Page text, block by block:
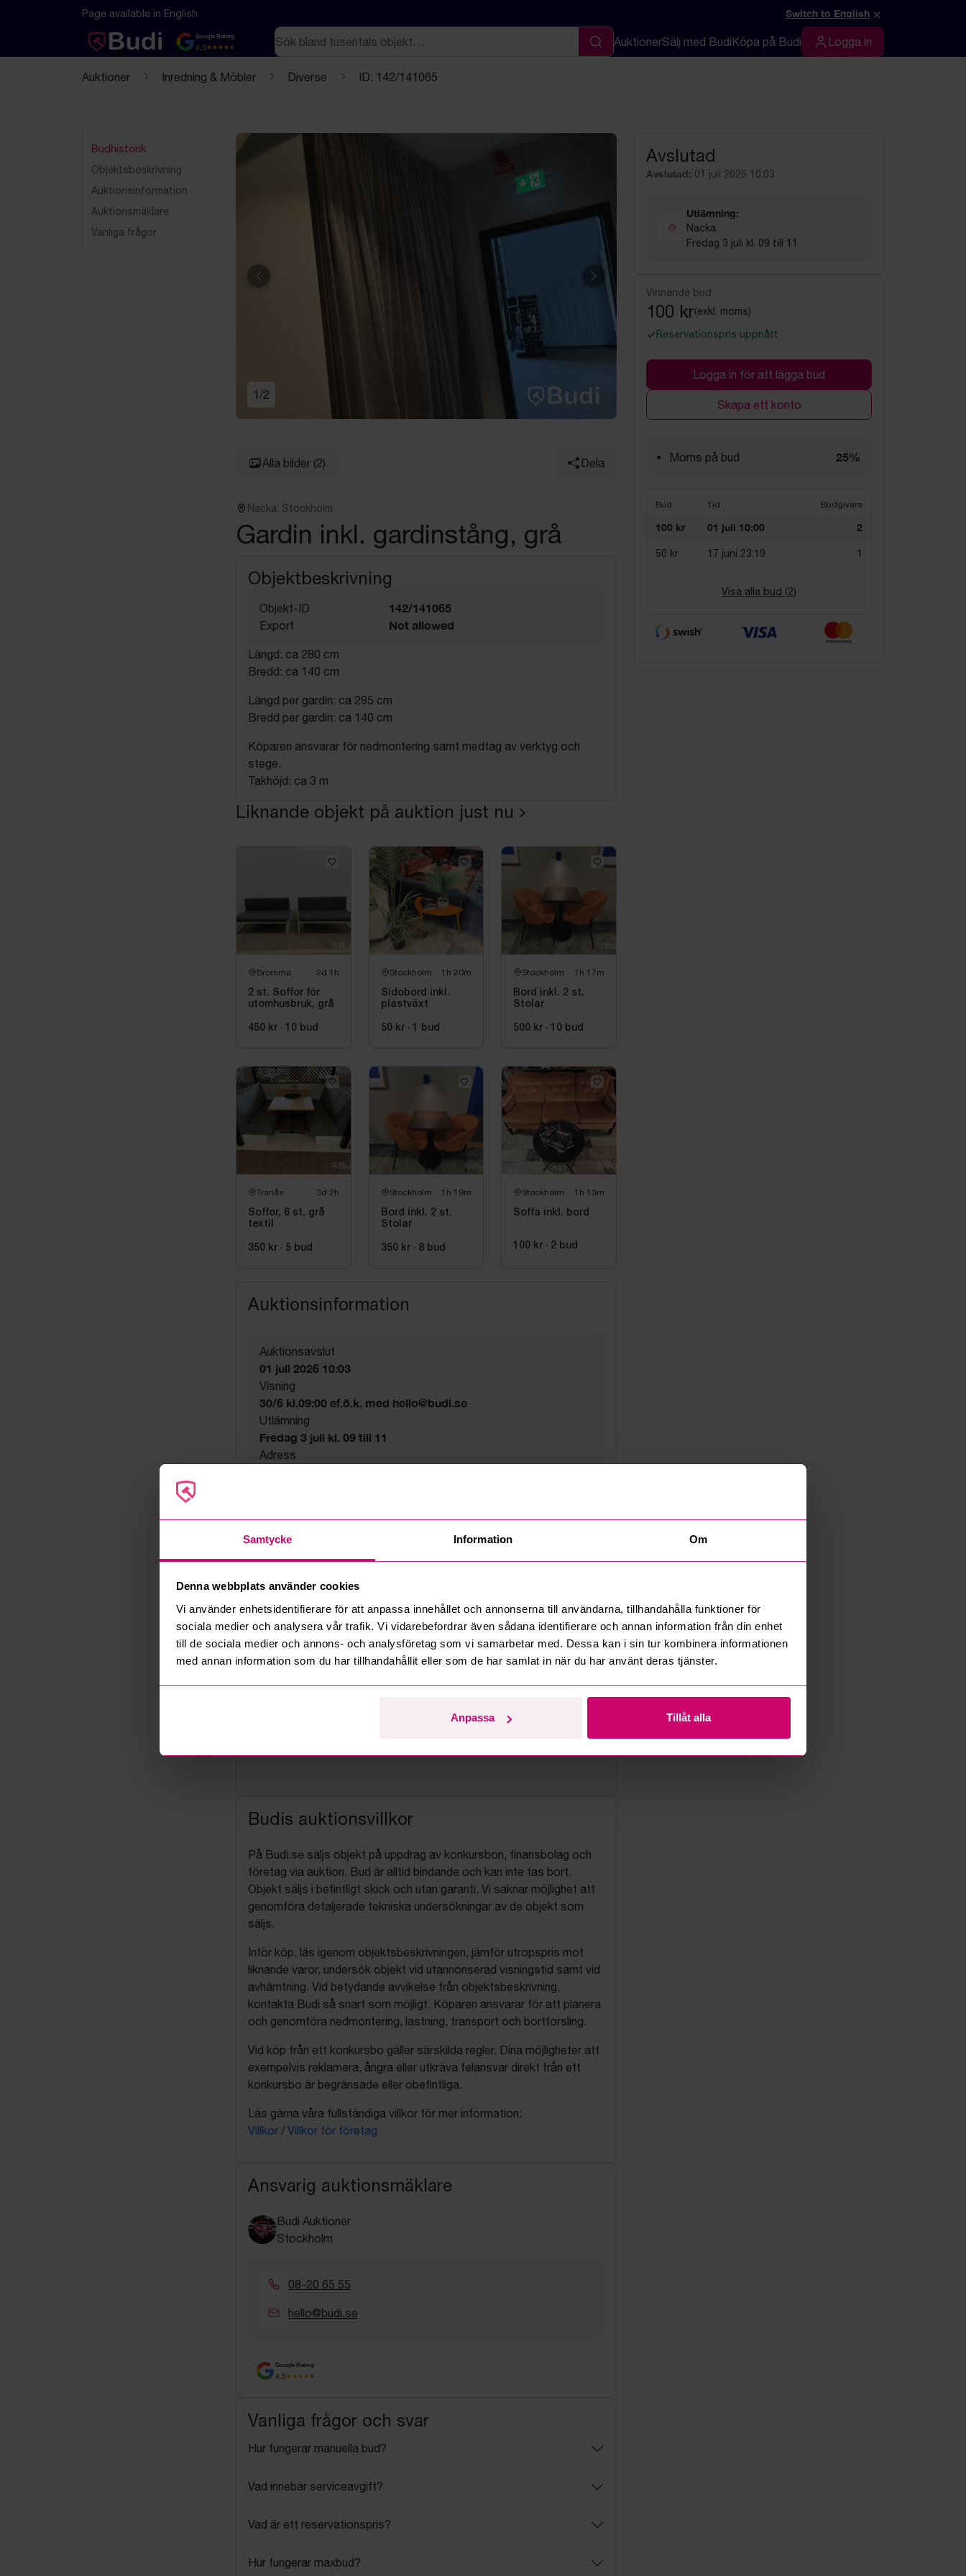
Samtycke Information Om
Denna webbplats använder cookies
Vi använder enhetsidentifierare för att anpassa innehållet och annonserna till användarna, tillhandahålla funktioner för
sociala medier och analysera vår trafik. Vi vidarebefordrar även sådana identifierare och annan information från din enhet
till de sociala medier och annons- och analysföretag som vi samarbetar med. Dessa kan i sin tur kombinera informationen
med annan information som du har tillhandahållit eller som de har samlat in när du har använt deras tjänster.
Anpassa Tillåt alla
Hoppa till innehåll
Textbaserad (markdown) version av denna sida
Page available in English Switch to English ×
Google Rating
4.5
Sök
Sök
AuktionerSälj med BudiKöpa på Budi Logga in
Logga in
Auktioner Inredning & Möbler Diverse ID: 142/141065
Budhistorik
Objektsbeskrivning
Auktionsinformation
Auktionsmäklare
Vanliga frågor
Föregående Nästa
1 /2
Alla bilder (2) Dela
Nacka, Stockholm
Gardin inkl. gardinstång, grå
Objektbeskrivning
Objekt-ID 142/141065
Export Not allowed
Längd: ca 280 cm
Bredd: ca 140 cm
Längd per gardin: ca 295 cm
Bredd per gardin: ca 140 cm
Köparen ansvarar för nedmontering samt medtag av verktyg och
stege.
Takhöjd: ca 3 m
Liknande objekt på auktion just nu
Bromma 2d 1h
2 st. Soffor för
utomhusbruk, grå
450 kr · 10 bud
Stockholm 1h 20m
Sidobord inkl.
plastväxt
50 kr · 1 bud
Stockholm 1h 17m
Bord inkl. 2 st.
Stolar
500 kr · 10 bud
Tranås 3d 2h
Soffor, 6 st, grå
textil
350 kr · 5 bud
Stockholm 1h 19m
Bord inkl. 2 st.
Stolar
350 kr · 8 bud
Stockholm 1h 13m
Soffa inkl. bord
100 kr · 2 bud
Auktionsinformation
Auktionsavslut
01 juli 2026 10:03
Visning
30/6 kl.09:00 ef.ö.k. med hello@budi.se
Utlämning
Fredag 3 juli kl. 09 till 11
Adress
Säljare
Konkursbo
Budis auktionsvillkor
På Budi.se säljs objekt på uppdrag av konkursbon, finansbolag och
företag via auktion. Bud är alltid bindande och kan inte tas bort.
Objekt säljs i befintligt skick och utan garanti. Vi saknar möjlighet att
genomföra detaljerade tekniska undersökningar av de objekt som
säljs.
Inför köp, läs igenom objektsbeskrivningen, jämför utropspris mot
liknande varor, undersök objekt vid utannonserad visningstid samt vid
avhämtning. Vid betydande avvikelse från objektsbeskrivning,
kontakta Budi så snart som möjligt. Köparen ansvarar för att planera
och genomföra nedmontering, lastning, transport och bortforsling.
Vid köp från ett konkursbo gäller särskilda regler. Dina möjligheter att
exempelvis reklamera, ångra eller utkräva felansvar direkt från ett
konkursbo är begränsade eller obefintliga.
Läs gärna våra fullständiga villkor för mer information:
Villkor / Villkor för företag
Ansvarig auktionsmäklare
Budi Auktioner
Stockholm
08-20 65 55
hello@budi.se
Google Rating
4.5
Vanliga frågor och svar
Hur fungerar manuella bud?
Vad innebär serviceavgift?
Vad är ett reservationspris?
Hur fungerar maxbud?
Avslutad
Avslutad: 01 juli 2026 10:03
Utlämning:
Nacka
Fredag 3 juli kl. 09 till 11
Vinnande bud
100 kr(exkl. moms)
Reservationspris uppnått
Logga in för att lägga bud
Skapa ett konto
Moms på bud 25%
Bud Tid Budgivare
100 kr 01 juli 10:00 2
50 kr 17 juni 23:19 1
Visa alla bud (2)